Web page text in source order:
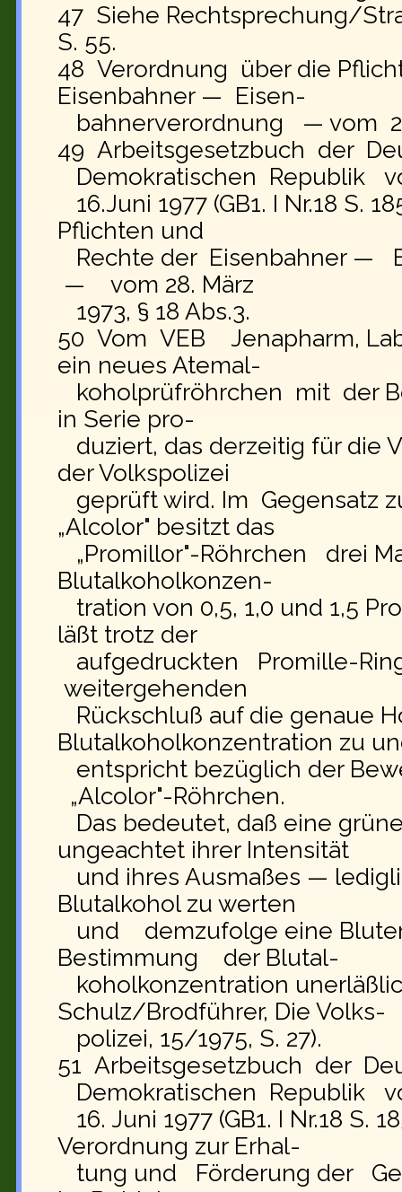
47 Siehe Rechtsprechung/
S. 55.
48 Verordnung über die
Eisenbahner — Eisen-
bahnerverordnung — vom
49 Arbeitsgesetzbuch der
Demokratischen Republik
16.Juni 1977 (GB1. I Nr.18 S.
Pflichten und
Rechte der Eisenbahner —
— vom 28. März
1973, § 18 Abs.3.
50 Vom VEB Jenapharm,
ein neues Atemal-
koholprüfröhrchen mit der
in Serie pro-
duziert, das derzeitig für die
der Volkspolizei
geprüft wird. Im Gegensatz
„Alcolor" besitzt das
„Promillor"-Röhrchen drei
Blutalkoholkonzen-
tration von 0,5, 1,0 und 1,5
läßt trotz der
aufgedruckten Promille-
weitergehenden
Rückschluß auf die genaue
Blutalkoholkonzentration zu
entspricht bezüglich der
„Alcolor"-Röhrchen.
Das bedeutet, daß eine
ungeachtet ihrer Intensität
und ihres Ausmaßes —
Blutalkohol zu werten
und demzufolge eine
Bestimmung der Blutal-
koholkonzentration
Schulz/Brodführer, Die Volks-
polizei, 15/1975, S. 27).
51 Arbeitsgesetzbuch der
Demokratischen Republik
16. Juni 1977 (GB1. I Nr.18 S.
Verordnung zur Erhal-
tung und Förderung der